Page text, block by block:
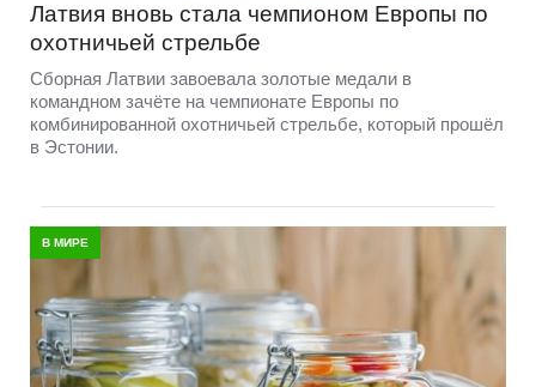
Латвия вновь стала чемпионом Европы по
охотничьей стрельбе
Сборная Латвии завоевала золотые медали в
командном зачёте на чемпионате Европы по
комбинированной охотничьей стрельбе, который прошёл
в Эстонии.
В МИРЕ